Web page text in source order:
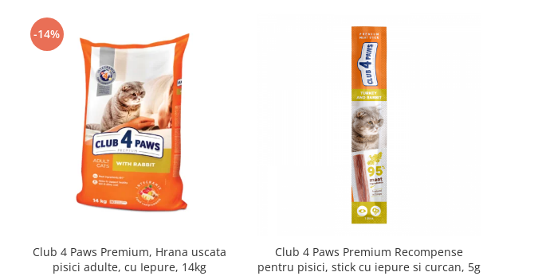
-14%
Club 4 Paws Premium, Hrana uscata
pisici adulte, cu Iepure, 14kg
Club 4 Paws Premium Recompense
pentru pisici, stick cu iepure si curcan, 5g